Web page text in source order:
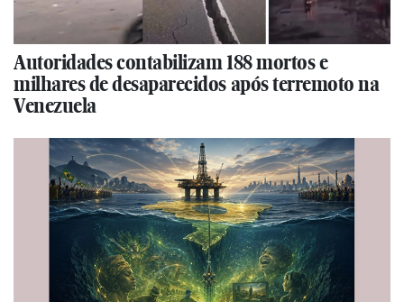
Autoridades contabilizam 188 mortos e
milhares de desaparecidos após terremoto na
Venezuela